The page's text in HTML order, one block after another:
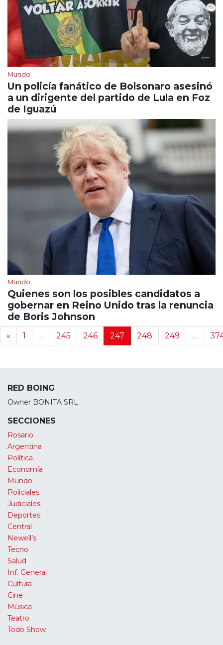
Mundo
Un policía fanático de Bolsonaro asesinó
a un dirigente del partido de Lula en Foz
de Iguazú
Mundo
Quienes son los posibles candidatos a
gobernar en Reino Unido tras la renuncia
de Boris Johnson
Navegación de noticias
« 1 … 245 246 247 248 249 …
RED BOING
Owner BONITA SRL
SECCIONES
Rosario
Argentina
Política
Economía
Mundo
Policiales
Judiciales
Deportes
Central
Newell’s
Tecno
Salud
Inf. General
Cultura
Cine
Música
Teatro
Todo Show